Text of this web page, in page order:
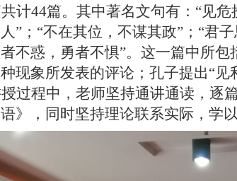
计44篇。其中著名文句有：“见
”；“不在其位，不谋其政”；“君
不惑，勇者不惧”。这一篇中所
现象所发表的评论；孔子提出“见
过程中，老师坚持通讲通读，逐
》，同时坚持理论联系实际，学